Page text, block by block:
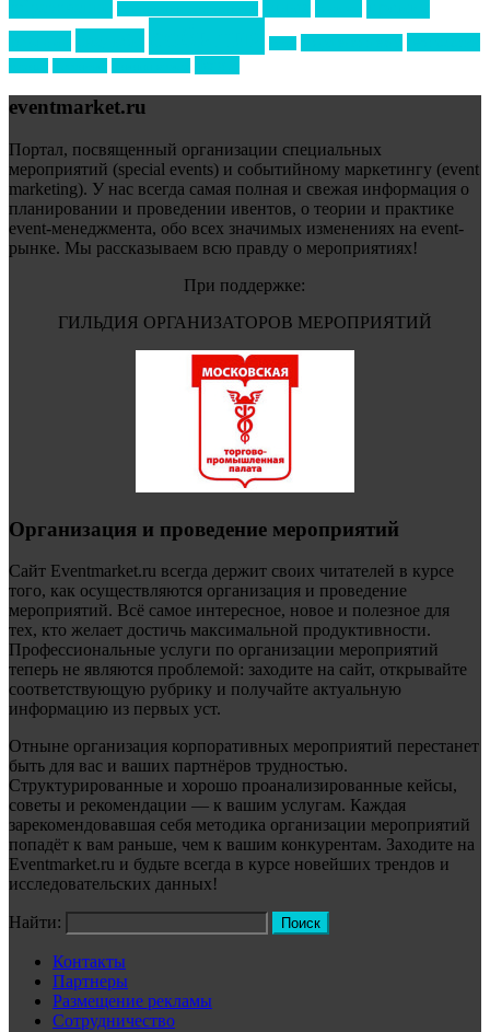
eventmarket.ru
Портал, посвященный организации специальных
мероприятий (special events) и событийному маркетингу (event
marketing). У нас всегда самая полная и свежая информация о
планировании и проведении ивентов, о теории и практике
event-менеджмента, обо всех значимых изменениях на event-
рынке. Мы рассказываем всю правду о мероприятиях!
При поддержке:
ГИЛЬДИЯ ОРГАНИЗАТОРОВ МЕРОПРИЯТИЙ
Организация и проведение мероприятий
Сайт Eventmarket.ru всегда держит своих читателей в курсе
того, как осуществляются организация и проведение
мероприятий. Всё самое интересное, новое и полезное для
тех, кто желает достичь максимальной продуктивности.
Профессиональные услуги по организации мероприятий
теперь не являются проблемой: заходите на сайт, открывайте
соответствующую рубрику и получайте актуальную
информацию из первых уст.
Отныне организация корпоративных мероприятий перестанет
быть для вас и ваших партнёров трудностью.
Структурированные и хорошо проанализированные кейсы,
советы и рекомендации — к вашим услугам. Каждая
зарекомендовавшая себя методика организации мероприятий
попадёт к вам раньше, чем к вашим конкурентам. Заходите на
Eventmarket.ru и будьте всегда в курсе новейших трендов и
исследовательских данных!
Найти:
Контакты
Партнеры
Размещение рекламы
Сотрудничество